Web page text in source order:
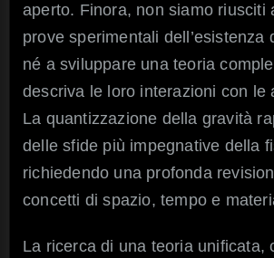
aperto. Finora, non siamo riusciti
prove sperimentali dell’esistenza
né a sviluppare una teoria
descriva le loro interazioni con le
La quantizzazione della gravità
delle sfide più impegnative della
richiedendo una profonda
concetti di spazio, tempo e
La ricerca di una teoria unificata,